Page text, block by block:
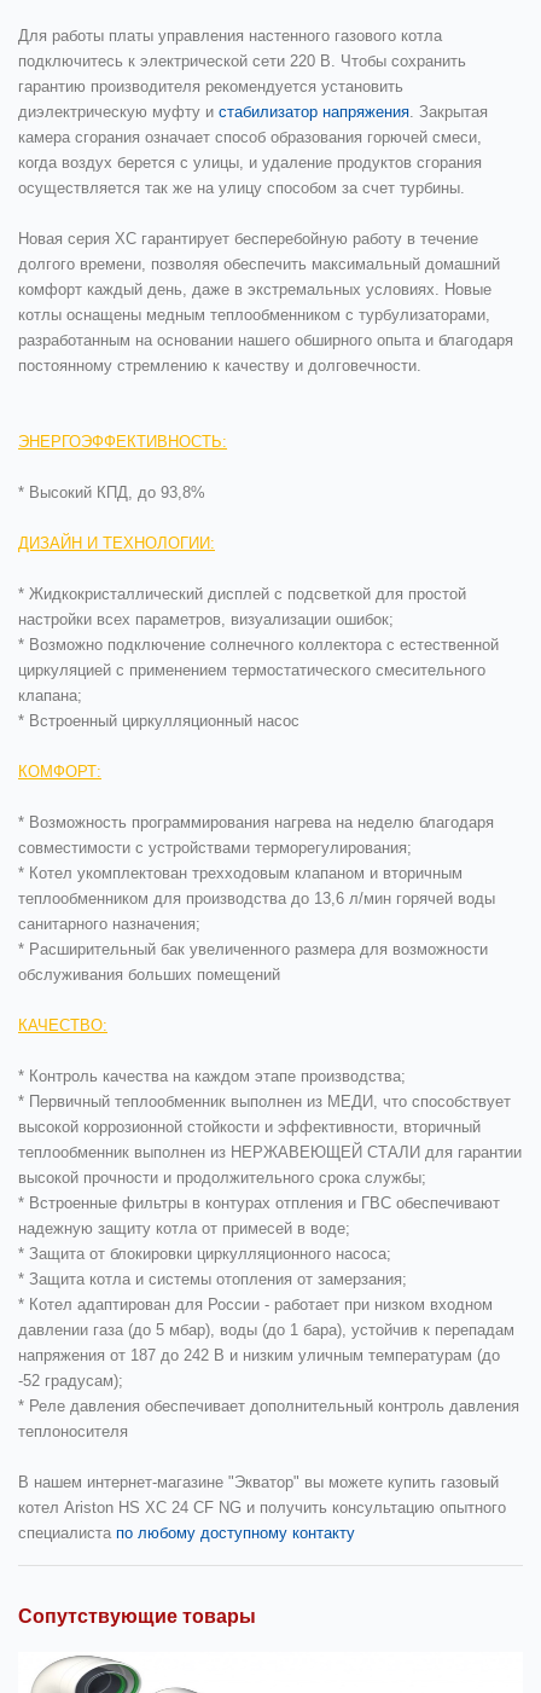
Для работы платы управления настенного газового котла
подключитесь к электрической сети 220 В. Чтобы сохранить
гарантию производителя рекомендуется установить
диэлектрическую муфту и стабилизатор напряжения. Закрытая
камера сгорания означает способ образования горючей смеси,
когда воздух берется с улицы, и удаление продуктов сгорания
осуществляется так же на улицу способом за счет турбины.
Новая серия ХС гарантирует бесперебойную работу в течение
долгого времени, позволяя обеспечить максимальный домашний
комфорт каждый день, даже в экстремальных условиях. Новые
котлы оснащены медным теплообменником с турбулизаторами,
разработанным на основании нашего обширного опыта и благодаря
постоянному стремлению к качеству и долговечности.
ЭНЕРГОЭФФЕКТИВНОСТЬ:
* Высокий КПД, до 93,8%
ДИЗАЙН И ТЕХНОЛОГИИ:
* Жидкокристаллический дисплей с подсветкой для простой
настройки всех параметров, визуализации ошибок;
* Возможно подключение солнечного коллектора с естественной
циркуляцией с применением термостатического смесительного
клапана;
* Встроенный циркулляционный насос
КОМФОРТ:
* Возможность программирования нагрева на неделю благодаря
совместимости с устройствами терморегулирования;
* Котел укомплектован трехходовым клапаном и вторичным
теплообменником для производства до 13,6 л/мин горячей воды
санитарного назначения;
* Расширительный бак увеличенного размера для возможности
обслуживания больших помещений
КАЧЕСТВО:
* Контроль качества на каждом этапе производства;
* Первичный теплообменник выполнен из МЕДИ, что способствует
высокой коррозионной стойкости и эффективности, вторичный
теплообменник выполнен из НЕРЖАВЕЮЩЕЙ СТАЛИ для гарантии
высокой прочности и продолжительного срока службы;
* Встроенные фильтры в контурах отпления и ГВС обеспечивают
надежную защиту котла от примесей в воде;
* Защита от блокировки циркулляционного насоса;
* Защита котла и системы отопления от замерзания;
* Котел адаптирован для России - работает при низком входном
давлении газа (до 5 мбар), воды (до 1 бара), устойчив к перепадам
напряжения от 187 до 242 В и низким уличным температурам (до
-52 градусам);
* Реле давления обеспечивает дополнительный контроль давления
теплоносителя
В нашем интернет-магазине "Экватор" вы можете купить газовый
котел Ariston HS XC 24 СF NG и получить консультацию опытного
специалиста по любому доступному контакту
Сопутствующие товары